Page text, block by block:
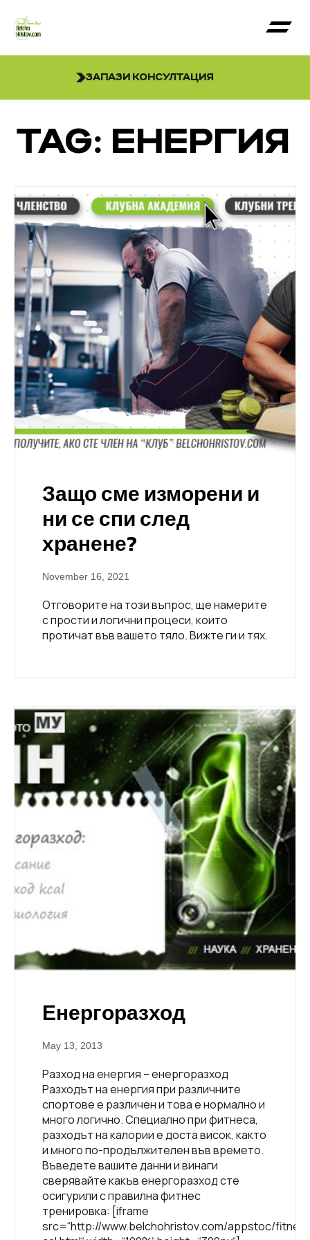
ЗАПАЗИ КОНСУЛТАЦИЯ
TAG: ЕНЕРГИЯ
Защо сме изморени и
ни се спи след
хранене?
November 16, 2021
Отговорите на този въпрос, ще намерите
с прости и логични процеси, които
протичат във вашето тяло. Вижте ги и тях.
Енергоразход
May 13, 2013
Разход на енергия – енергоразход
Разходът на енергия при различните
спортове е различен и това е нормално и
много логично. Специално при фитнеса,
разходът на калории е доста висок, както
и много по-продължителен във времето.
Въведете вашите данни и винаги
сверявайте какъв енергоразход сте
осигурили с правилна фитнес
тренировка: [iframe
src=“http://www.belchohristov.com/appstoc/fitnes-